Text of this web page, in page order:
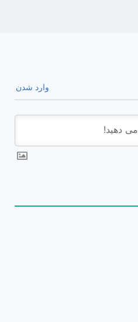
وارد شدن